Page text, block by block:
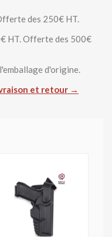
des 250€ HT.
HT. Offerte des 500€
d'origine.
et retour →